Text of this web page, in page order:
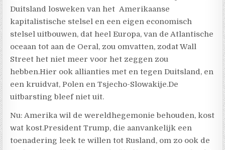
Duitsland losweken van het Amerikaanse
kapitalistische stelsel en een eigen economisch
stelsel uitbouwen, dat heel Europa, van de Atlantische
oceaan tot aan de Oeral, zou omvatten, zodat Wall
Street het niet meer voor het zeggen zou
hebben.Hier ook allianties met en tegen Duitsland, en
een kruidvat, Polen en Tsjecho-Slowakije.De
uitbarsting bleef niet uit.
Nu: Amerika wil de wereldhegemonie behouden, kost
wat kost.President Trump, die aanvankelijk een
toenadering leek te willen tot Rusland, om zo ook de